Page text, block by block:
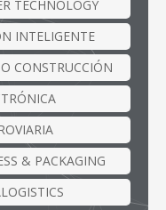
TECHNOLOGY
INTELIGENTE
CONSTRUCCIÓN
& PACKAGING